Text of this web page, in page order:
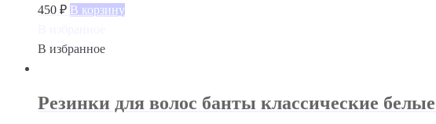
450 ₽ В корзину
В избранное
Резинки для волос банты классические